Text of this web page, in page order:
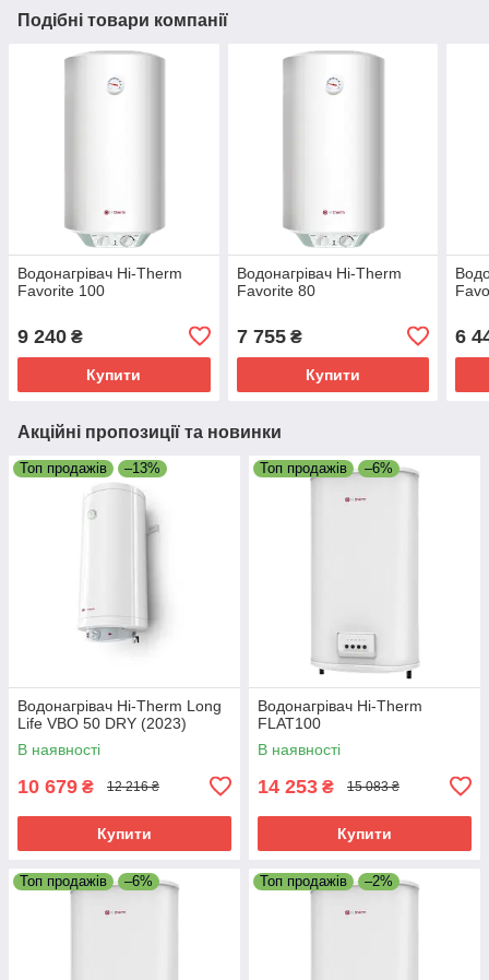
Подібні товари компанії
Водонагрівач Hi-Therm
Favorite 100
9 240 ₴
Купити
Водонагрівач Hi-Therm
Favorite 80
7 755₴
Купити
6
Акційні пропозиції та новинки
Топ продажів –13%
Водонагрівач Hi-Therm Long
Life VBO 50 DRY (2023)
В наявності
10 679 ₴ 12 216 ₴
Купити
Топ продажів –6%
Водонагрівач Hi-Therm
FLAT100
В наявності
14 253 ₴ 15 083 ₴
Купити
Топ продажів –6% Топ продажів –2%